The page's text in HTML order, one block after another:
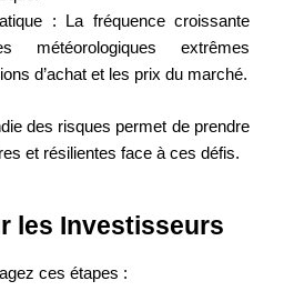
: La fréquence croissante
météorologiques extrêmes
d’achat et les prix du marché.
des risques permet de prendre
et résilientes face à ces défis.
les Investisseurs
ces étapes :